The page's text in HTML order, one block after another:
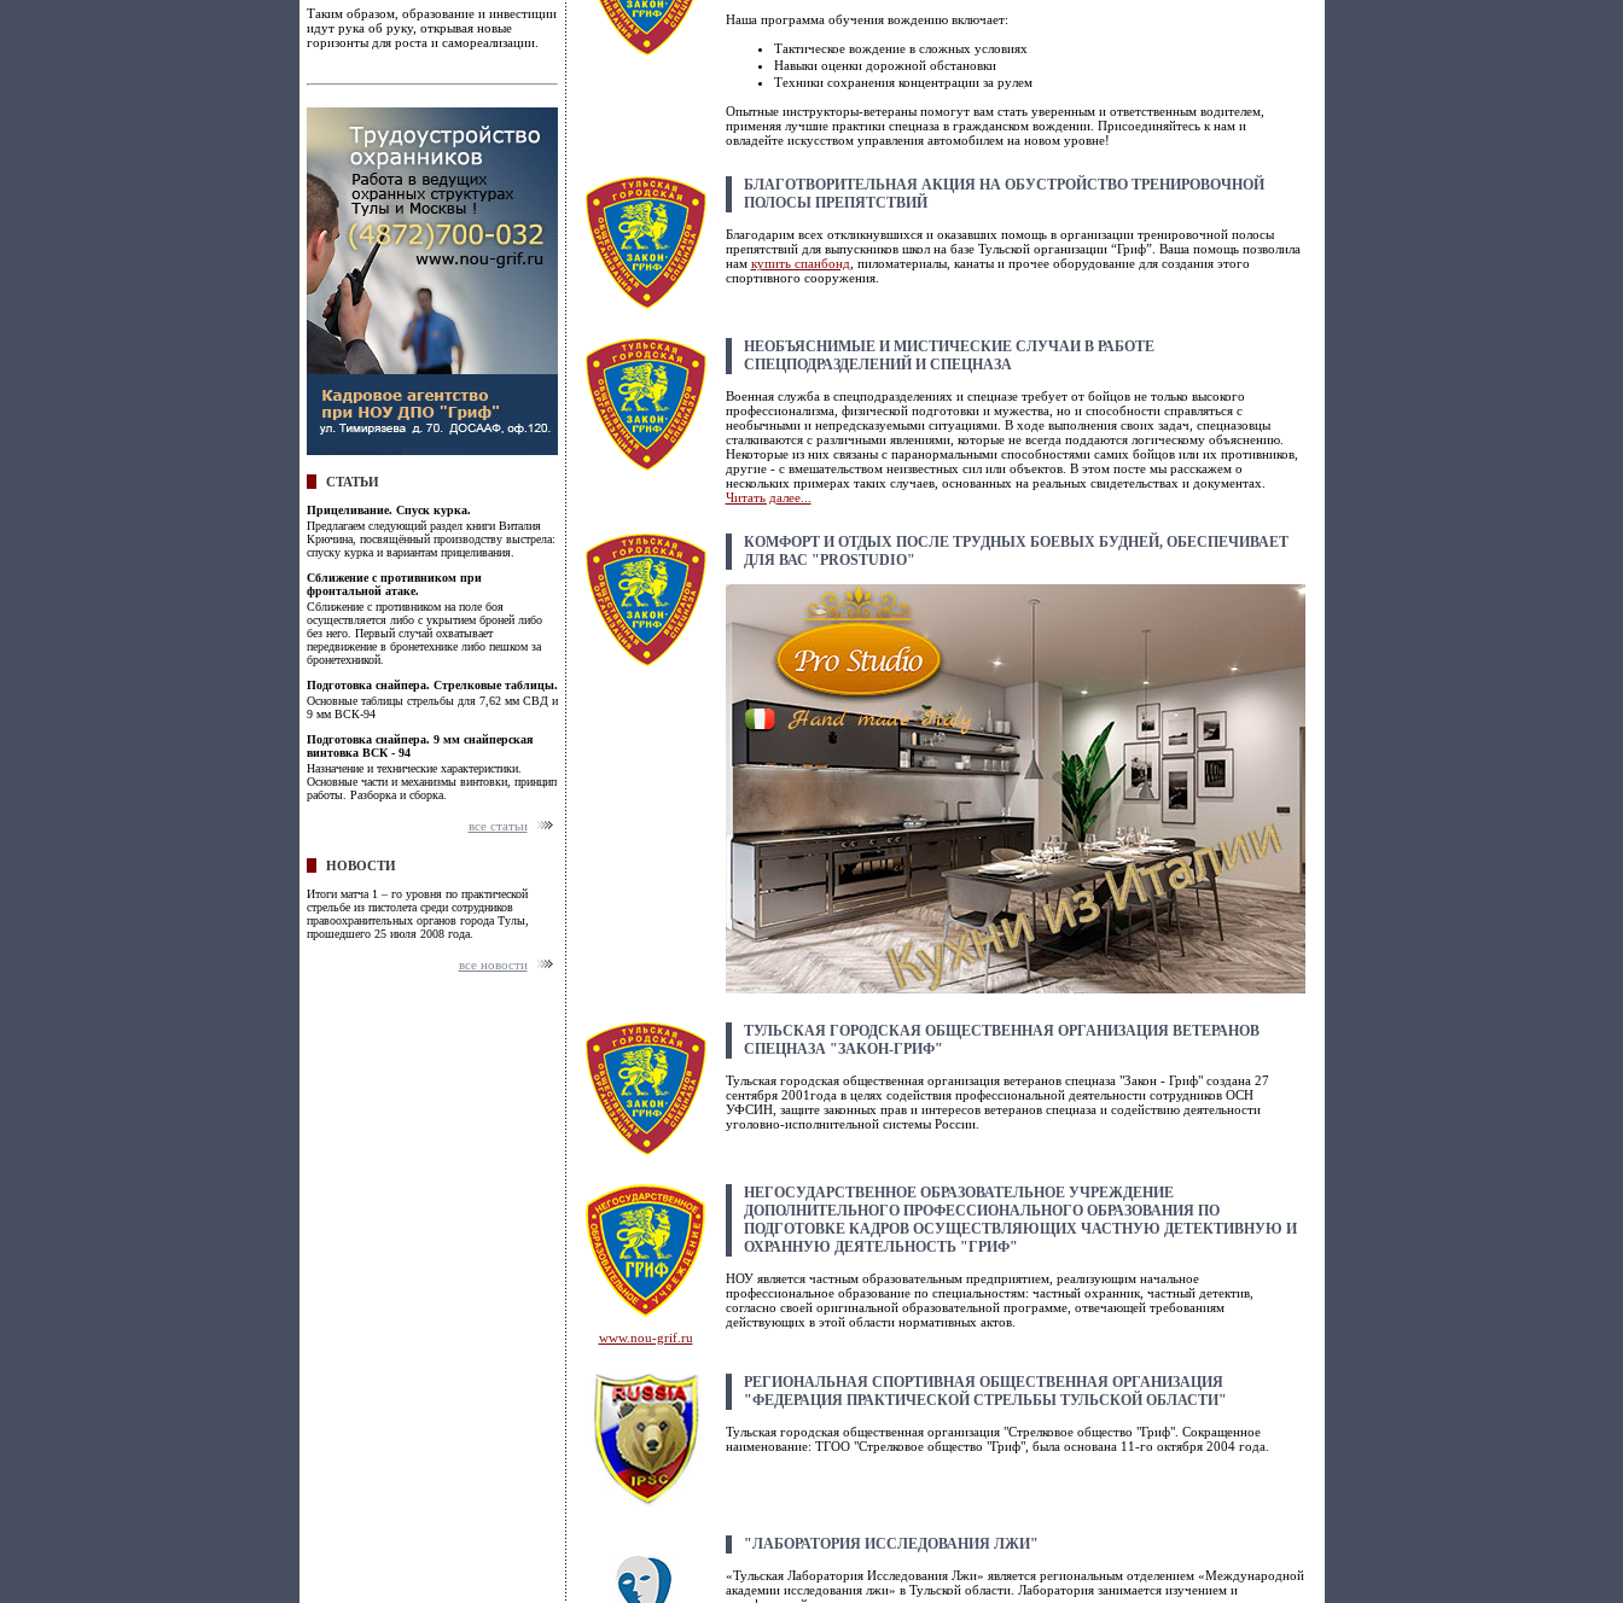
Таким образом, образование и инвестиции
идут рука об руку, открывая новые
горизонты для роста и самореализации.
СТАТЬИ
Прицеливание. Спуск курка.
Предлагаем следующий раздел книги Виталия
Крючина, посвящённый производству выстрела:
спуску курка и вариантам прицеливания.
Сближение с противником при
фронтальной атаке.
Сближение с противником на поле боя
осуществляется либо с укрытием броней либо
без него. Первый случай охватывает
передвижение в бронетехнике либо пешком за
бронетехникой.
Подготовка снайпера. Стрелковые таблицы.
Основные таблицы стрельбы для 7,62 мм СВД и
9 мм ВСК-94
Подготовка снайпера. 9 мм снайперская
винтовка ВСК - 94
Назначение и технические характеристики.
Основные части и механизмы винтовки, принцип
работы. Разборка и сборка.
все статьи
НОВОСТИ
Итоги матча 1 – го уровня по практической
стрельбе из пистолета среди сотрудников
правоохранительных органов города Тулы,
прошедшего 25 июля 2008 года.
все новости
Наша программа обучения вождению включает:
Тактическое вождение в сложных условиях
Навыки оценки дорожной обстановки
Техники сохранения концентрации за рулем
Опытные инструкторы-ветераны помогут вам стать уверенным и ответственным водителем,
применяя лучшие практики спецназа в гражданском вождении. Присоединяйтесь к нам и
овладейте искусством управления автомобилем на новом уровне!
БЛАГОТВОРИТЕЛЬНАЯ АКЦИЯ НА ОБУСТРОЙСТВО ТРЕНИРОВОЧНОЙ
ПОЛОСЫ ПРЕПЯТСТВИЙ
Благодарим всех откликнувшихся и оказавших помощь в организации тренировочной полосы
препятствий для выпускников школ на базе Тульской организации “Гриф”. Ваша помощь позволила
нам купить спанбонд , пиломатериалы, канаты и прочее оборудование для создания этого
спортивного сооружения.
НЕОБЪЯСНИМЫЕ И МИСТИЧЕСКИЕ СЛУЧАИ В РАБОТЕ
СПЕЦПОДРАЗДЕЛЕНИЙ И СПЕЦНАЗА
Военная служба в спецподразделениях и спецназе требует от бойцов не только высокого
профессионализма, физической подготовки и мужества, но и способности справляться с
необычными и непредсказуемыми ситуациями. В ходе выполнения своих задач, спецназовцы
сталкиваются с различными явлениями, которые не всегда поддаются логическому объяснению.
Некоторые из них связаны с паранормальными способностями самих бойцов или их противников,
другие - с вмешательством неизвестных сил или объектов. В этом посте мы расскажем о
нескольких примерах таких случаев, основанных на реальных свидетельствах и документах.
Читать далее...
КОМФОРТ И ОТДЫХ ПОСЛЕ ТРУДНЫХ БОЕВЫХ БУДНЕЙ, ОБЕСПЕЧИВАЕТ
ДЛЯ ВАС "PROSTUDIO"
ТУЛЬСКАЯ ГОРОДСКАЯ ОБЩЕСТВЕННАЯ ОРГАНИЗАЦИЯ ВЕТЕРАНОВ
СПЕЦНАЗА "ЗАКОН-ГРИФ"
Тульская городская общественная организация ветеранов спецназа "Закон - Гриф" создана 27
сентября 2001года в целях содействия профессиональной деятельности сотрудников ОСН
УФСИН, защите законных прав и интересов ветеранов спецназа и содействию деятельности
уголовно-исполнительной системы России.
www.nou-grif.ru
НЕГОСУДАРСТВЕННОЕ ОБРАЗОВАТЕЛЬНОЕ УЧРЕЖДЕНИЕ
ДОПОЛНИТЕЛЬНОГО ПРОФЕССИОНАЛЬНОГО ОБРАЗОВАНИЯ ПО
ПОДГОТОВКЕ КАДРОВ ОСУЩЕСТВЛЯЮЩИХ ЧАСТНУЮ ДЕТЕКТИВНУЮ И
ОХРАННУЮ ДЕЯТЕЛЬНОСТЬ "ГРИФ"
НОУ является частным образовательным предприятием, реализующим начальное
профессиональное образование по специальностям: частный охранник, частный детектив,
согласно своей оригинальной образовательной программе, отвечающей требованиям
действующих в этой области нормативных актов.
РЕГИОНАЛЬНАЯ СПОРТИВНАЯ ОБЩЕСТВЕННАЯ ОРГАНИЗАЦИЯ
"ФЕДЕРАЦИЯ ПРАКТИЧЕСКОЙ СТРЕЛЬБЫ ТУЛЬСКОЙ ОБЛАСТИ"
Тульская городская общественная организация "Стрелковое общество "Гриф". Сокращенное
наименование: ТГОО "Стрелковое общество "Гриф", была основана 11-го октября 2004 года.
"ЛАБОРАТОРИЯ ИССЛЕДОВАНИЯ ЛЖИ"
«Тульская Лаборатория Исследования Лжи» является региональным отделением «Международной
академии исследования лжи» в Тульской области. Лаборатория занимается изучением и